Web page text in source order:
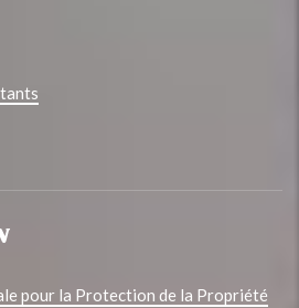
pour la Protection de la Propriété